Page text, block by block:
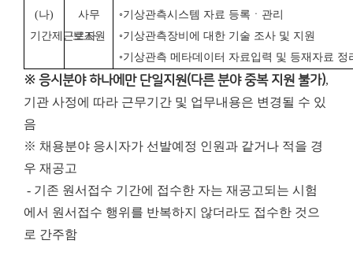
(나)
기간제근로자
사무
보조원
◦기상관측시스템 자료 등록ㆍ관리
◦기상관측장비에 대한 기술 조사 및 지원
◦기상관측 메타데이터 자료입력 및 등재자료 정
※ 응시분야 하나에만 단일지원(다른 분야 중복 지원 불가),
기관 사정에 따라 근무기간 및 업무내용은 변경될 수 있
음
※ 채용분야 응시자가 선발예정 인원과 같거나 적을 경
우 재공고
- 기존 원서접수 기간에 접수한 자는 재공고되는 시험
에서 원서접수 행위를 반복하지 않더라도 접수한 것으
로 간주함